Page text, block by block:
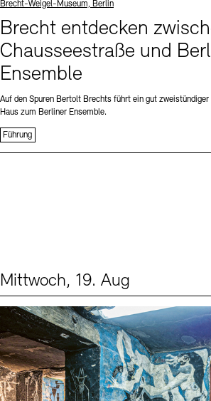
Standort
Brecht-Weigel-Museum, Berlin
Brecht entdecken
Chausseestraße und
Ensemble
Auf den Spuren Bertolt Brechts führt ein gut
Haus zum Berliner Ensemble.
Führung
Mittwoch, 19. Aug